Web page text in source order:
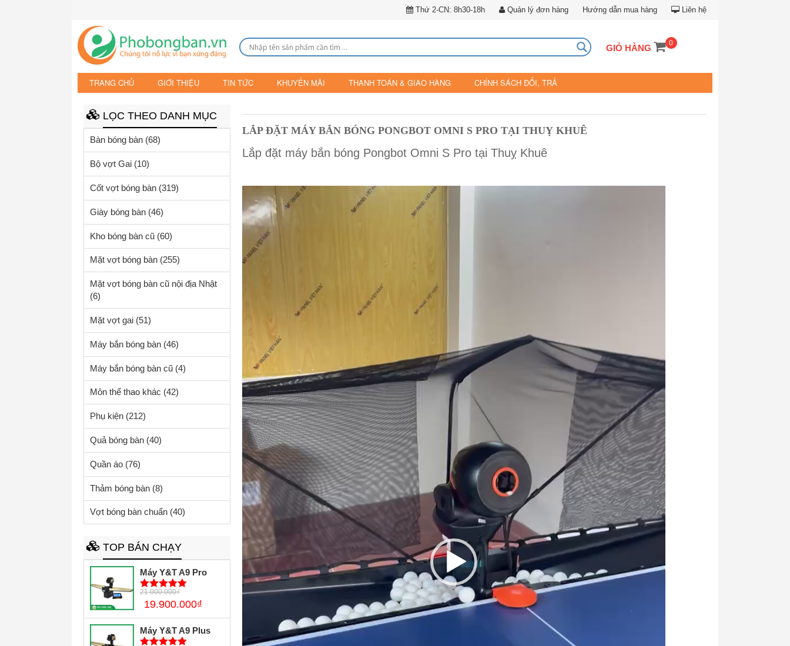
Thứ 2-CN: 8h30-18h Quản lý đơn hàng Hướng dẫn mua hàng Liên hệ
GIỎ HÀNG 0
TRANG CHỦ GIỚI THIỆU TIN TỨC KHUYẾN MÃI THANH TOÁN & GIAO HÀNG CHÍNH SÁCH ĐỔI, TRẢ
LỌC THEO DANH MỤC
Bàn bóng bàn (68)
Bộ vợt Gai (10)
Cốt vợt bóng bàn (319)
Giày bóng bàn (46)
Kho bóng bàn cũ (60)
Mặt vợt bóng bàn (255)
Mặt vợt bóng bàn cũ nội địa Nhật
(6)
Mặt vợt gai (51)
Máy bắn bóng bàn (46)
Máy bắn bóng bàn cũ (4)
Môn thể thao khác (42)
Phụ kiện (212)
Quả bóng bàn (40)
Quần áo (76)
Thảm bóng bàn (8)
Vợt bóng bàn chuẩn (40)
TOP BÁN CHẠY
Máy Y&T A9 Pro
5trên 5
21.000.000₫
19.900.000₫
Máy Y&T A9 Plus
LẮP ĐẶT MÁY BẮN BÓNG PONGBOT OMNI S PRO TẠI THUỴ KHUÊ
Lắp đặt máy bắn bóng Pongbot Omni S Pro tại Thuỵ Khuê
Player